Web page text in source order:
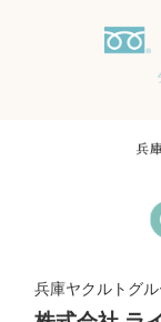
兵庫ヤクルトグ